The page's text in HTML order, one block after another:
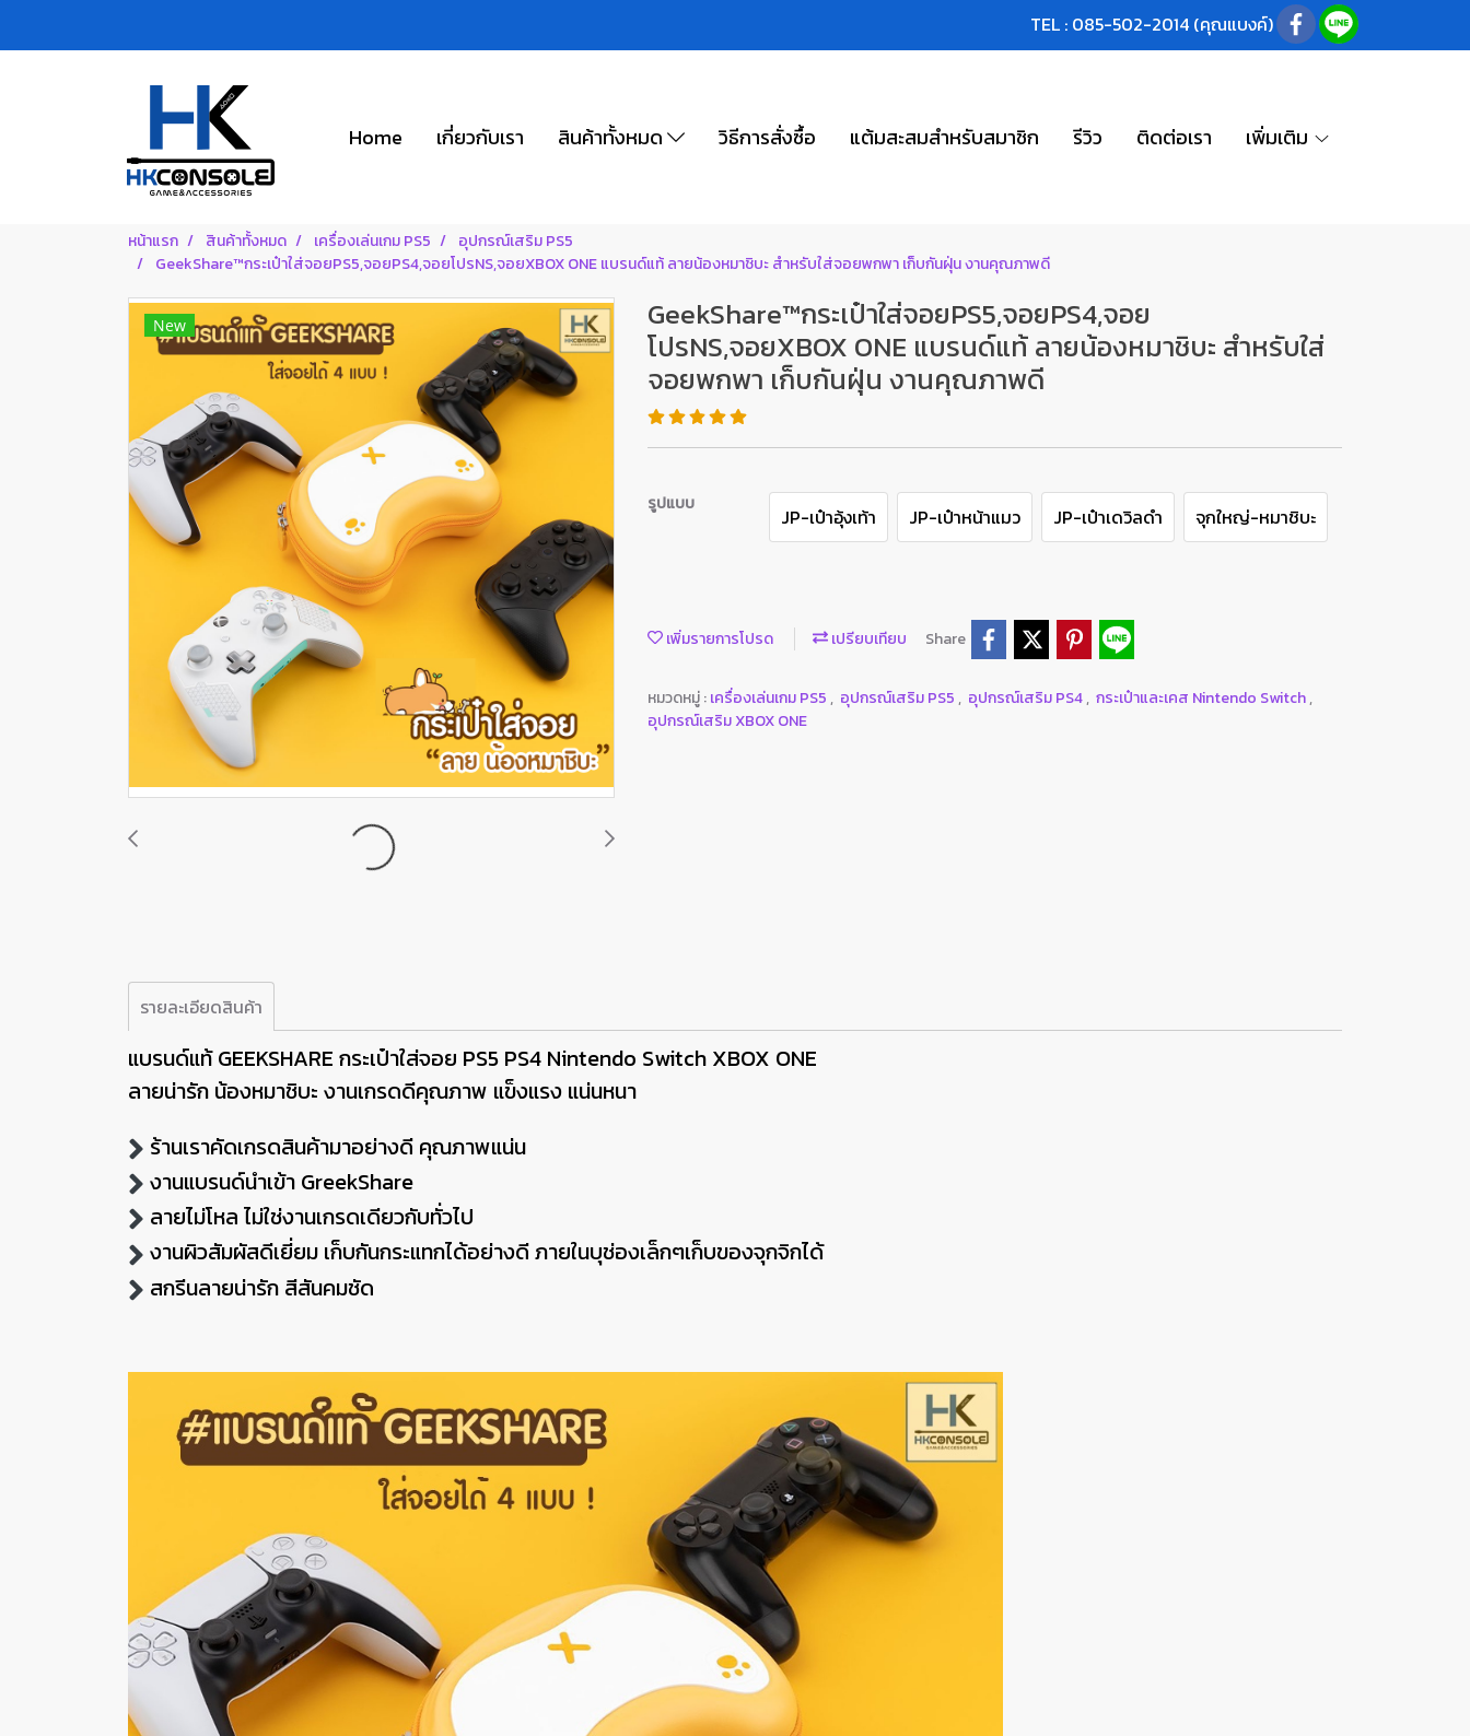
TEL : 085-502-2014 (คุณแบงค์)
Home เกี่ยวกับเรา สินค้าทั้งหมด วิธีการสั่งซื้อ แต้มสะสมสำหรับสมาชิก รีวิว ติดต่อเรา เพิ่มเติม
หน้าแรก สินค้าทั้งหมด เครื่องเล่นเกม PS5
อุปกรณ์เสริม PS5
GeekShare™กระเป๋าใส่จอยPS5,จอยPS4,จอยโปรNS,จอยXBOX ONE แบรนด์แท้ ลายน้องหมาชิบะ สำหรับใส่จอยพกพา เก็บกันฝุ่น งานคุณภาพดี
New GeekShare™กระเป๋าใส่จอยPS5,จอยPS4,จอย
โปรNS,จอยXBOX ONE แบรนด์แท้ ลายน้องหมาชิบะ สำหรับใส่
จอยพกพา เก็บกันฝุ่น งานคุณภาพดี
รูปแบบ
JP-เป๋าอุ้งเท้า JP-เป๋าหน้าแมว JP-เป๋าเดวิลดำ จุกใหญ่-หมาชิบะ
เพิ่มรายการโปรด เปรียบเทียบ Share
หมวดหมู่ :เครื่องเล่นเกม PS5 , อุปกรณ์เสริม PS5 , อุปกรณ์เสริม PS4, กระเป๋าและเคส Nintendo Switch,
อุปกรณ์เสริม XBOX ONE
รายละเอียดสินค้า
แบรนด์แท้ GEEKSHARE กระเป๋าใส่จอย PS5 PS4 Nintendo Switch XBOX ONE
ลายน่ารัก น้องหมาชิบะ งานเกรดดีคุณภาพ แข็งแรง แน่นหนา
ร้านเราคัดเกรดสินค้ามาอย่างดี คุณภาพแน่น
งานแบรนด์นำเข้า GreekShare
ลายไม่โหล ไม่ใช่งานเกรดเดียวกับทั่วไป
งานผิวสัมผัสดีเยี่ยม เก็บกันกระแทกได้อย่างดี ภายในบุช่องเล็กๆเก็บของจุกจิกได้
สกรีนลายน่ารัก สีสันคมชัด